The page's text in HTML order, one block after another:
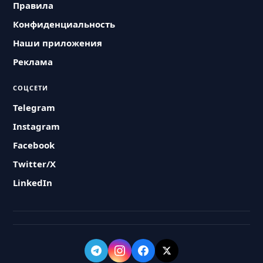
Правила
Конфиденциальность
Наши приложения
Реклама
СОЦСЕТИ
Telegram
Instagram
Facebook
Twitter/X
LinkedIn